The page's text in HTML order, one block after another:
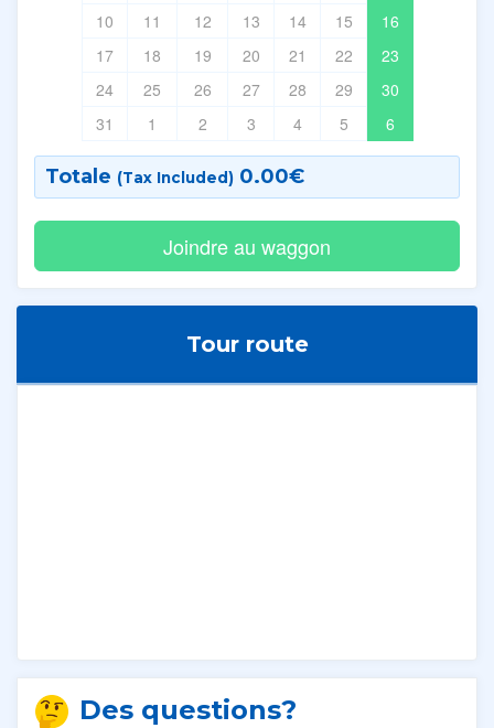
10
11 12 13 14 15
16
17
18 19 20 21 22
23
24
25 26 27 28 29
30
31
1 2 3 4 5 6
Totale (Tax Included) 0.00€
Tour route
Des questions?